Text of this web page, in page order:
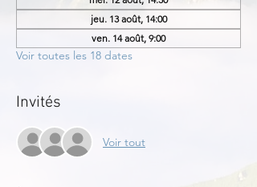
jeu. 13 août, 14:00
ven. 14 août, 9:00
Voir toutes les 18 dates
Invités
Voir tout